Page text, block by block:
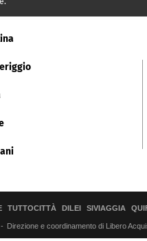
TUTTOCITTÀ DILEI SIVIAGGIA
Direzione e coordinamento di Libero